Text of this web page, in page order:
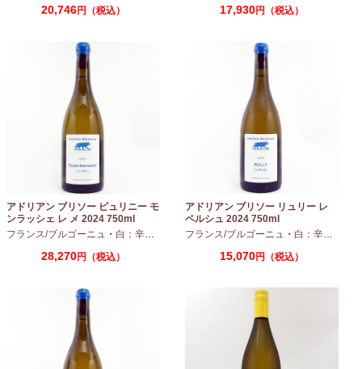
20,746円（税込） 17,930円（税込）
アドリアン ブリソー ピュリニー モ
ンラッシェ レ メ 2024 750ml
フランス/ブルゴーニュ ・ 白：辛口 シャルドネ
28,270円（税込）
アドリアン ブリソー リュリー レ
ペルシュ 2024 750ml
フランス/ブルゴーニュ ・ 白：辛口
15,070円（税込）